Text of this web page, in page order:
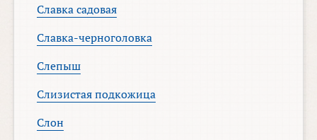
Славка садовая
Славка-черноголовка
Слепыш
Слизистая подкожица
Слон